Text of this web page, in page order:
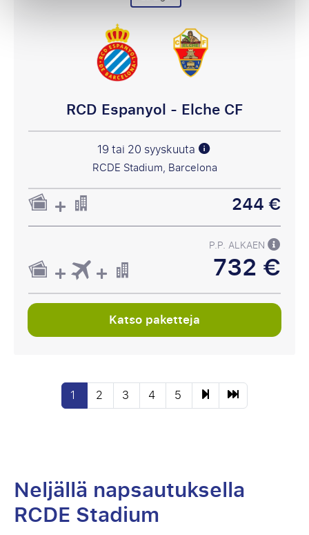
RCD Espanyol - Elche CF
19 tai 20 syyskuuta
RCDE Stadium, Barcelona
244 €
P.P. ALKAEN
732 €
Katso paketteja
1 2 3 4 5
Neljällä napsautuksella
RCDE Stadium